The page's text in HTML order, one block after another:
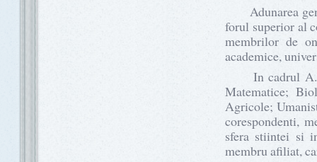
Adunarea
forul superior al
membrilor de
academice,
In cadrul
Matematice;
Agricole;
corespondenti,
sfera stiintei si
membru afiliat,